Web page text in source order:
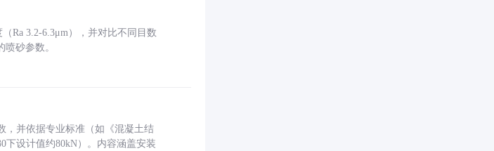
Ra 3.2-6.3μm），并对比不同目数
砂参数。
，并依据专业标准（如《混凝土结
下设计值约80kN）。内容涵盖安装